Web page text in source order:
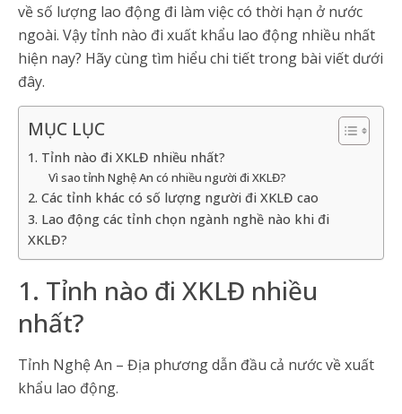
về số lượng lao động đi làm việc có thời hạn ở nước
ngoài. Vậy tỉnh nào đi xuất khẩu lao động nhiều nhất
hiện nay? Hãy cùng tìm hiểu chi tiết trong bài viết dưới
đây.
MỤC LỤC
1. Tỉnh nào đi XKLĐ nhiều nhất?
Vì sao tỉnh Nghệ An có nhiều người đi XKLĐ?
2. Các tỉnh khác có số lượng người đi XKLĐ cao
3. Lao động các tỉnh chọn ngành nghề nào khi đi
XKLĐ?
1. Tỉnh nào đi XKLĐ nhiều
nhất?
Tỉnh Nghệ An – Địa phương dẫn đầu cả nước về xuất
khẩu lao động.